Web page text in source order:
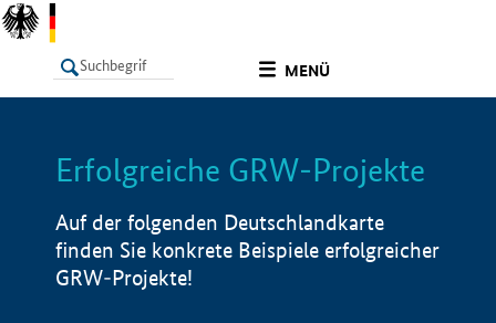
MENÜ
LISTE Info
Erfolgreiche GRW-Projekte
Auf der folgenden Deutschlandkarte
finden Sie konkrete Beispiele erfolgreicher
GRW-Projekte!